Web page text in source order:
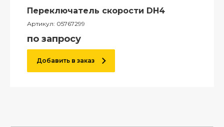
Переключатель скорости DH4
Артикул: 05767299
по запросу
Добавить в заказ